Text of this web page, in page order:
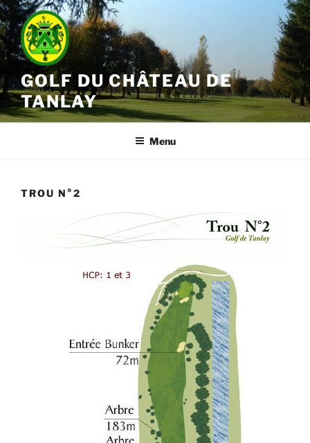
Aller
au
contenu
principal
GOLF DU CHÂTEAU DE
TANLAY
Menu
TROU N°2